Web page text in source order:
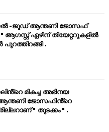
-ജൂഡ് ആന്തണി ജോസഫ്
" ആഗസ്റ്റ് ഏഴിന് തിയേറ്ററുകളിൽ
.
മികച്ച അഭിനയ
ജോസഫിൻ്റെ
" തുടക്കം " .